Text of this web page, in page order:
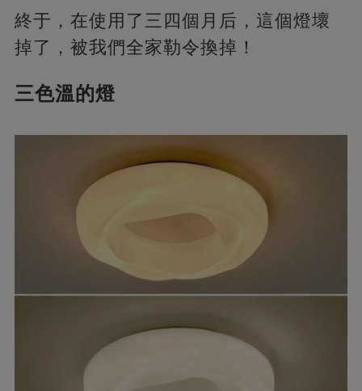
終于，在使用了三四個月后，這個燈壞
掉了，被我們全家勒令換掉！
三色溫的燈